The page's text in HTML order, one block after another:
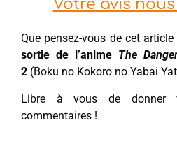
Votre avis
Que pensez-vous de cet
sortie de l’anime The
2 (Boku no Kokoro no Yabai
Libre à vous de donner
commentaires !